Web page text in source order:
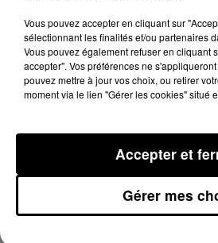
majorité municipale de rappeler
chaleur abandonnés, l’absence
alternatives ou encore les dalles
et du square De Gaulle devenus
Nadia Pellefigue et ses
Jean-Luc Moudenc n’a pas
« les propositions
candidate soutenue par le PS, le
Vous pouvez accepter en cliquant sur
sélectionnant les finalités et/ou partenaires
Vous pouvez également refuser en cliquant
accepter". Vos préférences ne
pouvez mettre à jour vos choix, ou retirer
moment via le lien "Gérer les cookies" situé
Gérer mes
Accepter et